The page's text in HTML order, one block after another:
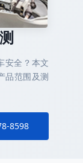
安全？本文
品范围及测
8598